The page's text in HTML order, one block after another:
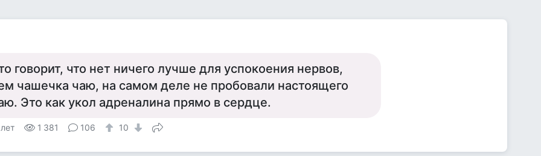
говорит, что нет ничего лучше для успокоения нервов,
чашечка чаю, на самом деле не пробовали настоящего
Это как укол адреналина прямо в сердце.
1 381 106 10